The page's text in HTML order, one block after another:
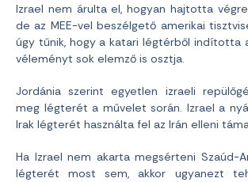
Izrael nem árulta el, hogyan hajtotta
de az MEE-vel beszélgető amerikai
úgy tűnik, hogy a katari légtérből indította
véleményt sok elemző is osztja.
Jordánia szerint egyetlen izraeli
meg légterét a művelet során. Izrael a
Irak légterét használta fel az Irán elleni
Ha Izrael nem akarta megsérteni Szaúd-
légterét most sem, akkor ugyanezt